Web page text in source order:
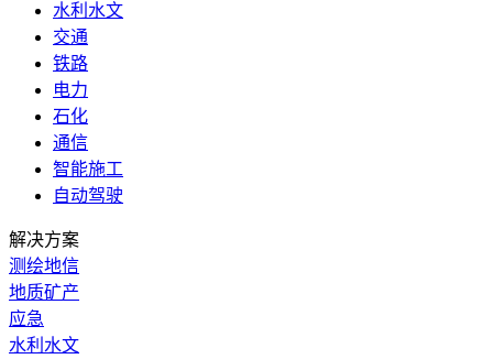
水利水文
交通
铁路
电力
石化
通信
智能施工
自动驾驶
解决方案
测绘地信
地质矿产
应急
水利水文